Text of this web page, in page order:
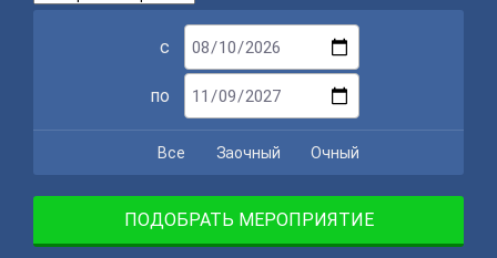
с
по
Все Заочный Очный
ПОДОБРАТЬ МЕРОПРИЯТИЕ